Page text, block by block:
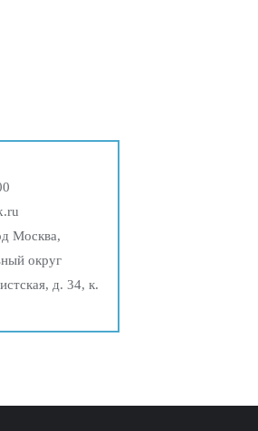
Москва,
округ
д. 34, к.